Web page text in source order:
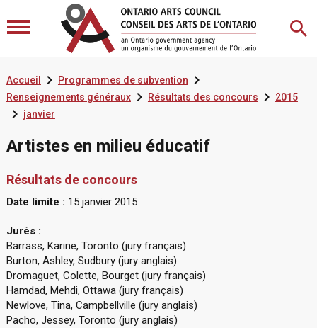
Accueil  Programmes de subvention
Renseignements généraux Résultats des concours 2015
janvier
Artistes en milieu éducatif
Résultats de concours
Date limite : 15 janvier 2015
Jurés :
Barrass, Karine, Toronto (jury français)
Burton, Ashley, Sudbury (jury anglais)
Dromaguet, Colette, Bourget (jury français)
Hamdad, Mehdi, Ottawa (jury français)
Newlove, Tina, Campbellville (jury anglais)
Pacho, Jessey, Toronto (jury anglais)